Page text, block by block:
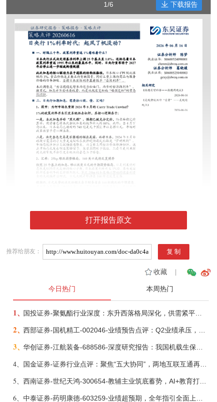
1/6 下载报告
打开报告原文
推荐给朋友：
收藏|
今日热门 本周热门
1、 国投证券-聚氨酯行业深度：东升西落格局深化，供需紧平衡驱动盈利修复-260804
2、
3、
4、 国金证券-证券行业点评：聚焦“五大协同”，两地互联互通再升级-260803
5、 西南证券-世纪天鸿-300654-教辅主业筑底蓄势，AI+教育打开第二曲线-260729
6、